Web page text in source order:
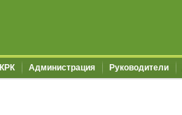
КРК Администрация Руководители